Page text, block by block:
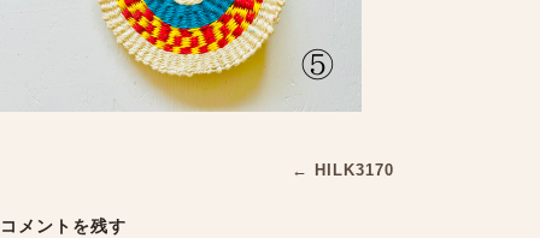
← HILK3170
コメントを残す